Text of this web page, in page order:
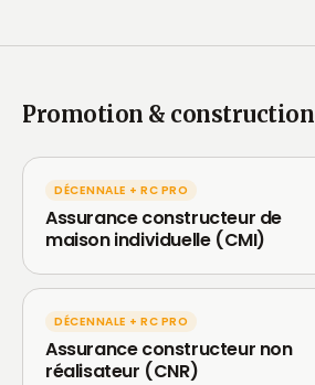
Promotion & construction
DÉCENNALE + RC PRO
Assurance constructeur de
maison individuelle (CMI)
DÉCENNALE + RC PRO
Assurance constructeur non
réalisateur (CNR)